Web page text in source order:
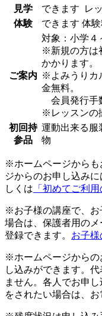
見学 できます
レ
体験
できます 体
ご案内
対象：小学４
※新規の方は
かかります。
※よみうりカ
金無料。
会員発行手
※レッスンの
初回持
参品
運動出来る服
物
※ホームページからも
ジからのお申し込み
しくは 「初めてご利用
※お子様の講座で、お
場合は、保護者用の
登録できます。 お子
※ホームページからの
し込みができます。
ません。各人でお申
をされたい場合は、お